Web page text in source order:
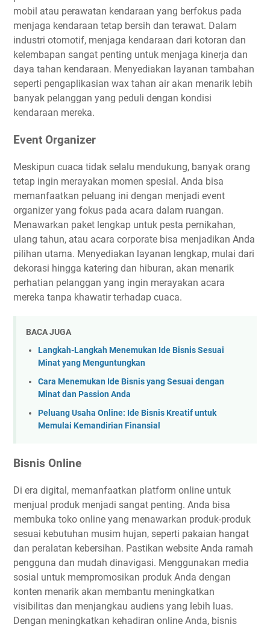
mobil atau perawatan kendaraan yang berfokus pada
menjaga kendaraan tetap bersih dan terawat. Dalam
industri otomotif, menjaga kendaraan dari kotoran dan
kelembapan sangat penting untuk menjaga kinerja dan
daya tahan kendaraan. Menyediakan layanan tambahan
seperti pengaplikasian wax tahan air akan menarik lebih
banyak pelanggan yang peduli dengan kondisi
kendaraan mereka.
Event Organizer
Meskipun cuaca tidak selalu mendukung, banyak orang
tetap ingin merayakan momen spesial. Anda bisa
memanfaatkan peluang ini dengan menjadi event
organizer yang fokus pada acara dalam ruangan.
Menawarkan paket lengkap untuk pesta pernikahan,
ulang tahun, atau acara corporate bisa menjadikan Anda
pilihan utama. Menyediakan layanan lengkap, mulai dari
dekorasi hingga katering dan hiburan, akan menarik
perhatian pelanggan yang ingin merayakan acara
mereka tanpa khawatir terhadap cuaca.
BACA JUGA
Langkah-Langkah Menemukan Ide Bisnis Sesuai
Minat yang Menguntungkan
Cara Menemukan Ide Bisnis yang Sesuai dengan
Minat dan Passion Anda
Peluang Usaha Online: Ide Bisnis Kreatif untuk
Memulai Kemandirian Finansial
Bisnis Online
Di era digital, memanfaatkan platform online untuk
menjual produk menjadi sangat penting. Anda bisa
membuka toko online yang menawarkan produk-produk
sesuai kebutuhan musim hujan, seperti pakaian hangat
dan peralatan kebersihan. Pastikan website Anda ramah
pengguna dan mudah dinavigasi. Menggunakan media
sosial untuk mempromosikan produk Anda dengan
konten menarik akan membantu meningkatkan
visibilitas dan menjangkau audiens yang lebih luas.
Dengan meningkatkan kehadiran online Anda, bisnis